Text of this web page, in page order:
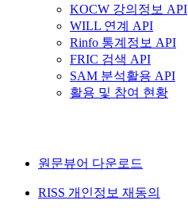
KOCW 강의정보 API
WILL 연계 API
Rinfo 통계정보 API
FRIC 검색 API
SAM 분석활용 API
활용 및 참여 현황
원문뷰어 다운로드
RISS 개인정보 재동의